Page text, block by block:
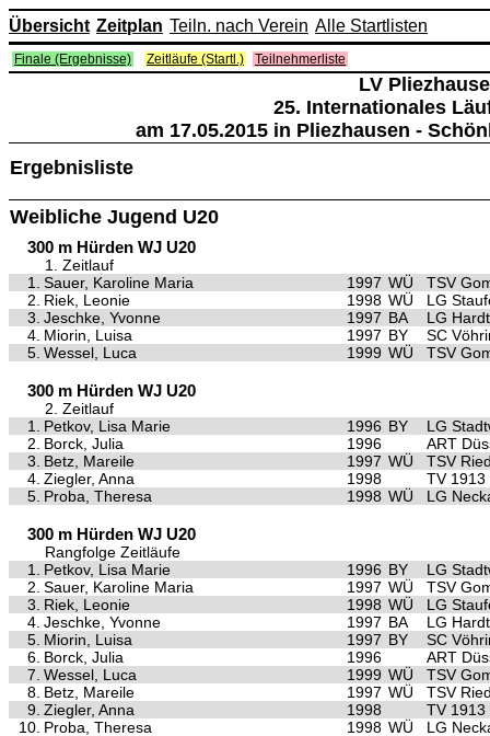
Übersicht Zeitplan Teiln. nach Verein Alle Startlisten
Finale (Ergebnisse) Zeitläufe (Startl.) Teilnehmerliste
LV
25. Internationales
am 17.05.2015 in Pliezhausen -
Ergebnisliste
Weibliche Jugend U20
300 m Hürden WJ U20
1. Zeitlauf
1.
Sauer, Karoline Maria 1997 WÜ
TSV
2. Riek, Leonie 1998 WÜ
LG
3. Jeschke, Yvonne 1997 BA
LG Hardt
4. Miorin, Luisa 1997 BY
SC
5. Wessel, Luca 1999 WÜ TSV
300 m Hürden WJ U20
2. Zeitlauf
1.
Petkov, Lisa Marie 1996 BY
LG
2. Borck, Julia 1996
ART
3. Betz, Mareile 1997 WÜ
TSV
4. Ziegler, Anna 1998
TV
5. Proba, Theresa 1998 WÜ LG
300 m Hürden WJ U20
Rangfolge Zeitläufe
1.
Petkov, Lisa Marie 1996 BY
LG
2. Sauer, Karoline Maria 1997 WÜ
TSV
3. Riek, Leonie 1998 WÜ
LG
4. Jeschke, Yvonne 1997 BA
LG Hardt
5. Miorin, Luisa 1997 BY
SC
6. Borck, Julia 1996
ART
7. Wessel, Luca 1999 WÜ
TSV
8. Betz, Mareile 1997 WÜ
TSV
9. Ziegler, Anna 1998
TV
10. Proba, Theresa 1998 WÜ LG